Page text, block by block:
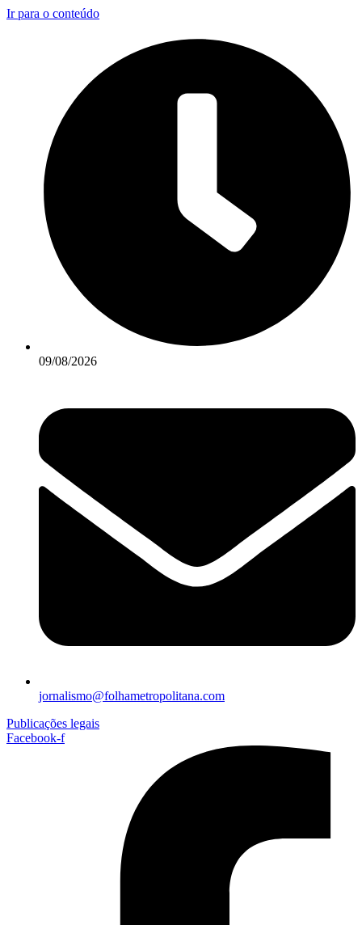
Ir para o conteúdo
09/08/2026
jornalismo@folhametropolitana.com
Publicações legais
Facebook-f